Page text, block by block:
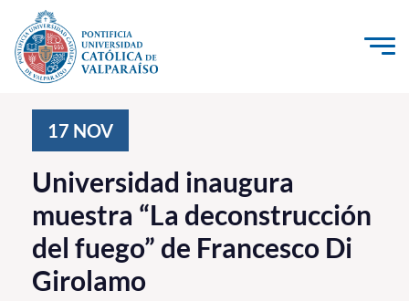
Click acá para ir directamente al contenido
Investigación, Creación e Innovación
PUCV Internacional
Vinculación con el Medio
Admisión
17 NOV
Universidad inaugura
muestra “La deconstrucción
del fuego” de Francesco Di
Girolamo